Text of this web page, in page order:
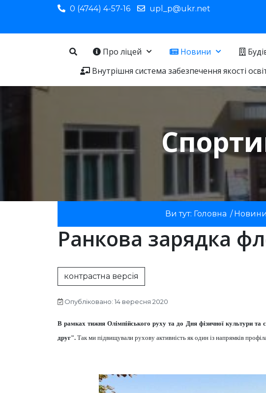
0 (4744) 4-57-16 upl_p@ukr.net
Про ліцей Новини
Внутрішня система забезпечення якості
Ви тут: Головна / Новини
Ранкова зарядка
контрастна версія
Опубліковано: 14 вересня 2020
В рамках тижня Олімпійського руху та до Дня фізичної культури
друг". Так ми підвищували рухову активність як один із напрямків